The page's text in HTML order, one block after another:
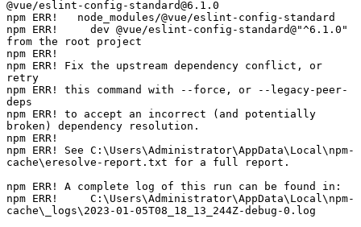
@vue/eslint-config-standard@6.1.0
npm ERR!   node_modules/@vue/eslint-config-standard
npm ERR!     dev @vue/eslint-config-standard@"^6.1.0"
from the root project
npm ERR!
npm ERR! Fix the upstream dependency conflict, or
retry
npm ERR! this command with --force, or --legacy-peer-
deps
npm ERR! to accept an incorrect (and potentially
broken) dependency resolution.
npm ERR!
npm ERR! See C:\Users\Administrator\AppData\Local\npm-
cache\eresolve-report.txt for a full report.
npm ERR! A complete log of this run can be found in:
npm ERR!     C:\Users\Administrator\AppData\Local\npm-
cache\_logs\2023-01-05T08_18_13_244Z-debug-0.log